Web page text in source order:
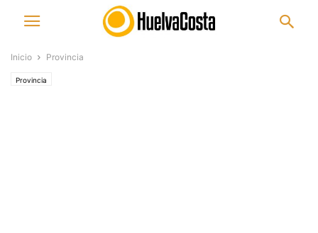
Inicio Provincia
Provincia